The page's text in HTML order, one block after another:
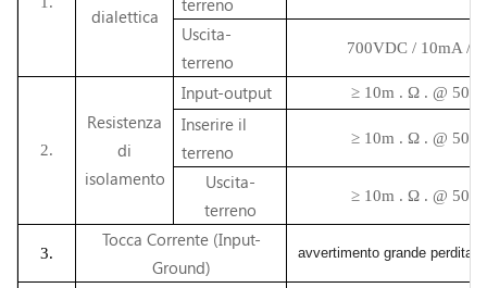
dialettica
terreno
Uscita-
terreno
700VDC / 10mA /
2.
Resistenza
di
isolamento
Input-output ≥ 10m . Ω . @
Inserire il
terreno
≥ 10m . Ω . @
Uscita-
terreno
≥ 10m . Ω . @
3.
Tocca Corrente (Input-
Ground)
avvertimento grande perdita